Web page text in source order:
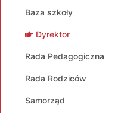
Baza szkoły
Dyrektor
Rada Pedagogiczna
Rada Rodziców
Samorząd